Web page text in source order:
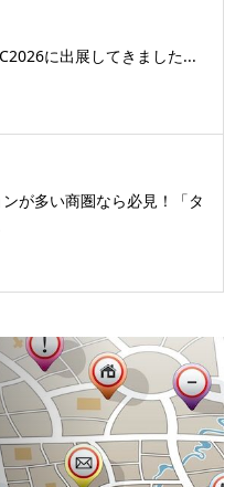
に出展してきました...
が多い商圏なら必見！「タ